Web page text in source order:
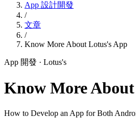
App 設計開發
/
文章
/
Know More About Lotus's App
App 開發 · Lotus's
Know More
How to Develop an App for Both